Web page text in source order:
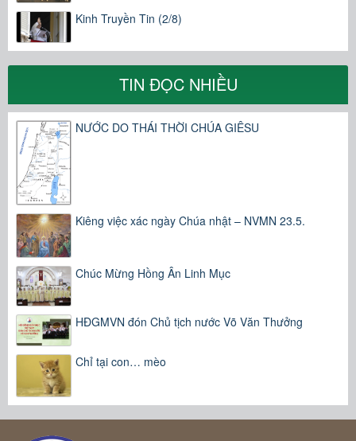
Kinh Truyền Tin (2/8)
TIN ĐỌC NHIỀU
NƯỚC DO THÁI THỜI CHÚA GIÊSU
Kiêng việc xác ngày Chúa nhật – NVMN 23.5.
Chúc Mừng Hồng Ân Linh Mục
HĐGMVN đón Chủ tịch nước Võ Văn Thưởng
Chỉ tại con… mèo